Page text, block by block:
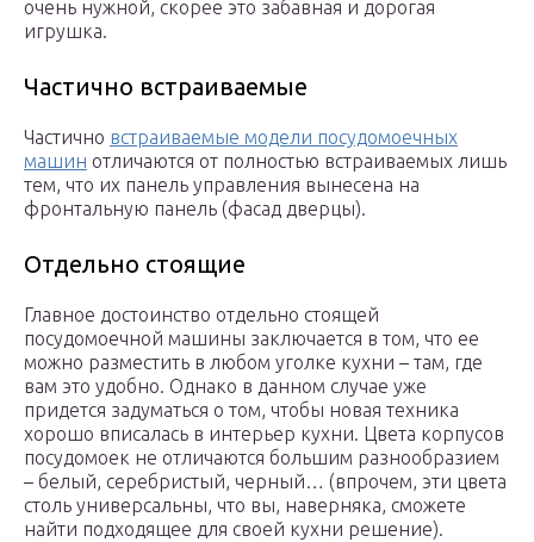
очень нужной, скорее это забавная и дорогая
игрушка.
Частично встраиваемые
Частично встраиваемые модели посудомоечных
машин отличаются от полностью встраиваемых лишь
тем, что их панель управления вынесена на
фронтальную панель (фасад дверцы).
Отдельно стоящие
Главное достоинство отдельно стоящей
посудомоечной машины заключается в том, что ее
можно разместить в любом уголке кухни – там, где
вам это удобно. Однако в данном случае уже
придется задуматься о том, чтобы новая техника
хорошо вписалась в интерьер кухни. Цвета корпусов
посудомоек не отличаются большим разнообразием
– белый, серебристый, черный… (впрочем, эти цвета
столь универсальны, что вы, наверняка, сможете
найти подходящее для своей кухни решение).